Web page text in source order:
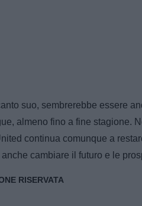
suo, sembrerebbe essere
almeno fino a fine stagione.
continua comunque a
cambiare il futuro e le